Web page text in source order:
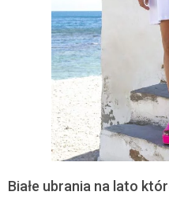
Białe ubrania na lato